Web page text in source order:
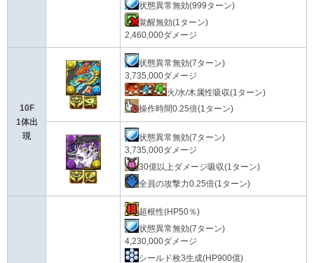
状態異常無効(999ターン)
覚醒無効(1ターン)
2,460,000ダメージ
10F
1体出
現
状態異常無効(7ターン)
3,735,000ダメージ
火/水/木属性吸収(1ターン)
操作時間0.25倍(1ターン)
状態異常無効(7ターン)
3,735,000ダメージ
30億以上ダメージ吸収(1ターン)
全員の攻撃力0.25倍(1ターン)
超根性(HP50％)
状態異常無効(7ターン)
4,230,000ダメージ
シールド枚3生成(HP900億)